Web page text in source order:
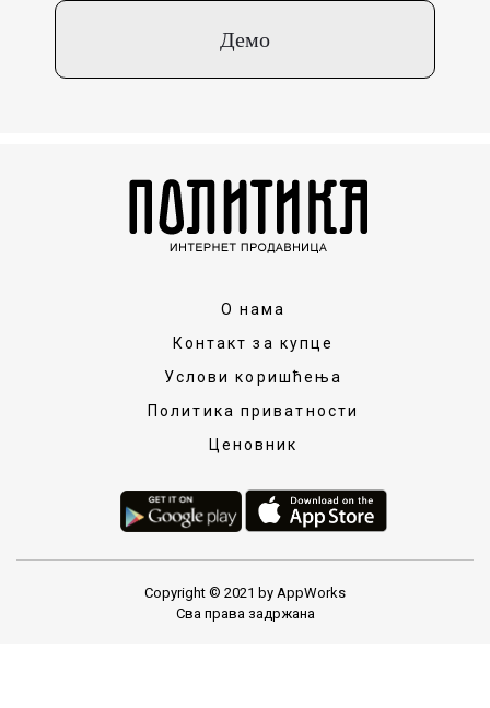
Демо
О нама
Контакт за купце
Услови коришћења
Политика приватности
Ценовник
Copyright © 2021 by AppWorks
Сва права задржана